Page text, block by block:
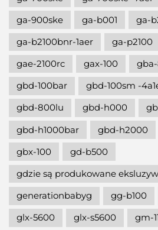
ga-900ske
ga-b001
ga-
ga-b2100bnr-1aer
ga-p2100
gae-2100rc
gax-100
gbd-100bar
gbd-100sm -
gbd-800lu
gbd-h000
gbd-h1000bar
gbd-h2000
gbx-100
gd-b500
gdzie są produkowane
generationbabyg
gg-b100
glx-5600
glx-s5600
gm-